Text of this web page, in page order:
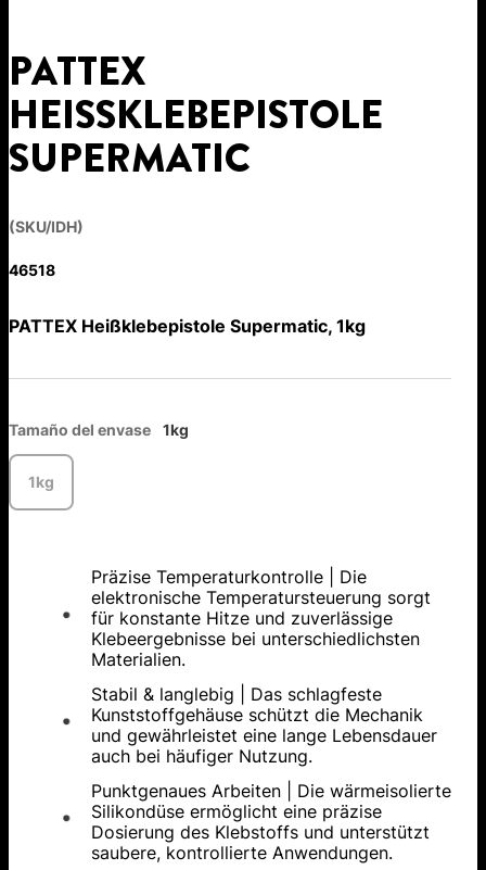
PATTEX
HEISSKLEBEPISTOLE S
UPERMATIC
(SKU/IDH)
46518
PATTEX Heißklebepistole Supermatic, 1kg
Tamaño del envase 1kg
1kg
Präzise Temperaturkontrolle | Die
elektronische Temperatursteuerung sorgt
für konstante Hitze und zuverlässige
Klebeergebnisse bei unterschiedlichsten
Materialien.
Stabil & langlebig | Das schlagfeste
Kunststoffgehäuse schützt die Mechanik
und gewährleistet eine lange Lebensdauer
auch bei häufiger Nutzung.
Punktgenaues Arbeiten | Die wärmeisolierte
Silikondüse ermöglicht eine präzise
Dosierung des Klebstoffs und unterstützt
saubere, kontrollierte Anwendungen.